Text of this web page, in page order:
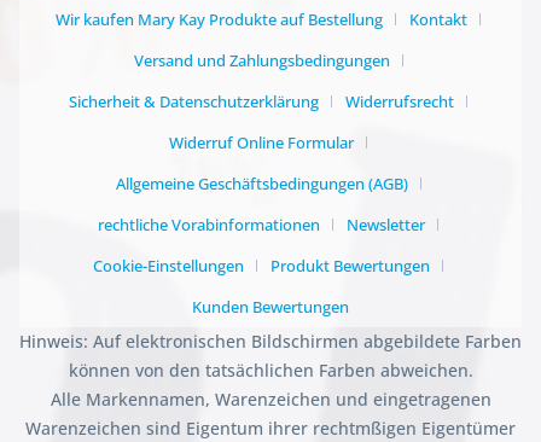
Wir kaufen Mary Kay Produkte auf Bestellung
Kontakt
Versand und Zahlungsbedingungen
Sicherheit & Datenschutzerklärung
Widerrufsrecht
Widerruf Online Formular
Allgemeine Geschäftsbedingungen (AGB)
rechtliche Vorabinformationen
Newsletter
Cookie-Einstellungen
Produkt Bewertungen
Kunden Bewertungen
Hinweis: Auf elektronischen Bildschirmen abgebildete Farben
können von den tatsächlichen Farben abweichen.
Alle Markennamen, Warenzeichen und eingetragenen
Warenzeichen sind Eigentum ihrer rechtmßigen Eigentümer